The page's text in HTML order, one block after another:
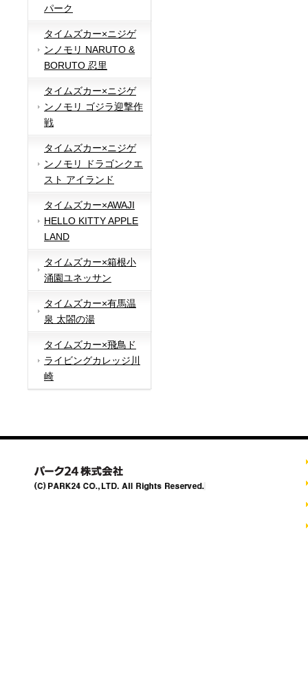
パーク
タイムズカー×ニジゲ
ンノモリ NARUTO &
BORUTO 忍里
タイムズカー×ニジゲ
ンノモリ ゴジラ迎撃作
戦
タイムズカー×ニジゲ
ンノモリ ドラゴンクエ
スト アイランド
タイムズカー×AWAJI
HELLO KITTY APPLE
LAND
タイムズカー×箱根小
涌園ユネッサン
タイムズカー×有馬温
泉 太閤の湯
タイムズカー×飛鳥ド
ライビングカレッジ川
崎